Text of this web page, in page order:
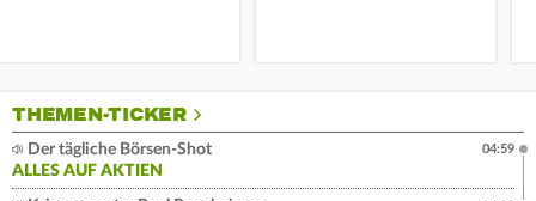
THEMEN-TICKER
Der tägliche Börsen-Shot
ALLES AUF AKTIEN
04:59